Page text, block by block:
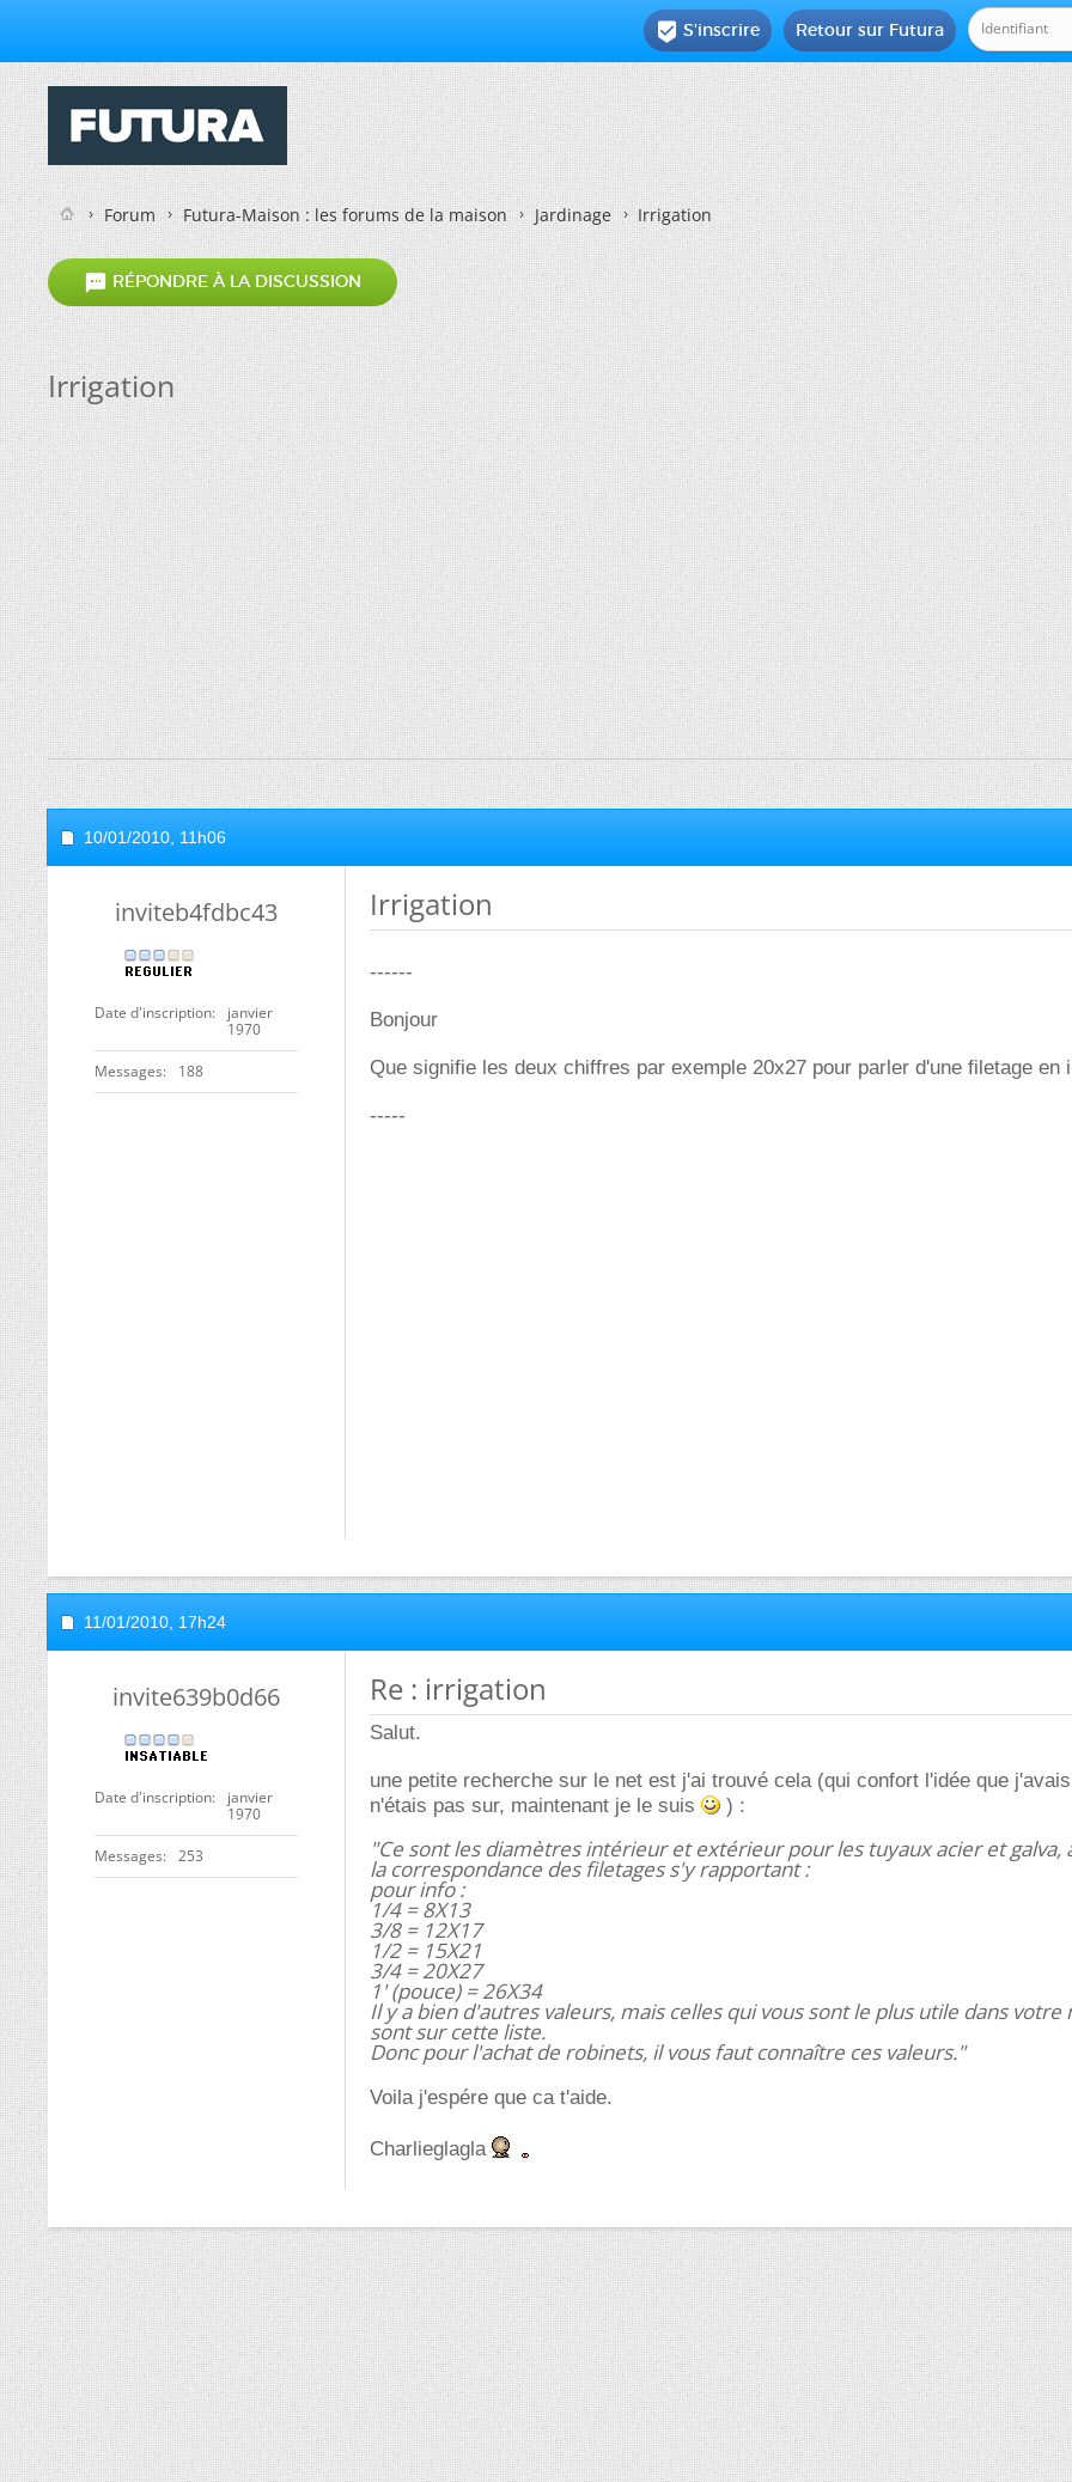
Retour sur Futura
 S'inscrire
Forum Futura-Maison : les forums de la maison Jardinage Irrigation
 RÉPONDRE À LA DISCUSSION
Irrigation
10/01/2010, 11h06
inviteb4fdbc43
Date d'inscription
janvier
1970
Messages 188
Irrigation
------
Bonjour
Que signifie les deux chiffres par exemple 20x27 pour parler d'une filetage en
-----
11/01/2010, 17h24
invite639b0d66
Date d'inscription
janvier
1970
Messages 253
Re : irrigation
Salut.
une petite recherche sur le net est j'ai trouvé cela (qui confort l'idée que
n'étais pas sur, maintenant je le suis
) :
"Ce sont les diamètres intérieur et extérieur pour les tuyaux acier et galva,
la correspondance des filetages s'y rapportant :
pour info :
1/4 = 8X13
3/8 = 12X17
1/2 = 15X21
3/4 = 20X27
1' (pouce) = 26X34
Il y a bien d'autres valeurs, mais celles qui vous sont le plus utile dans votre
sont sur cette liste.
Donc pour l'achat de robinets, il vous faut connaître ces valeurs."
Voila j'espére que ca t'aide.
Charlieglagla